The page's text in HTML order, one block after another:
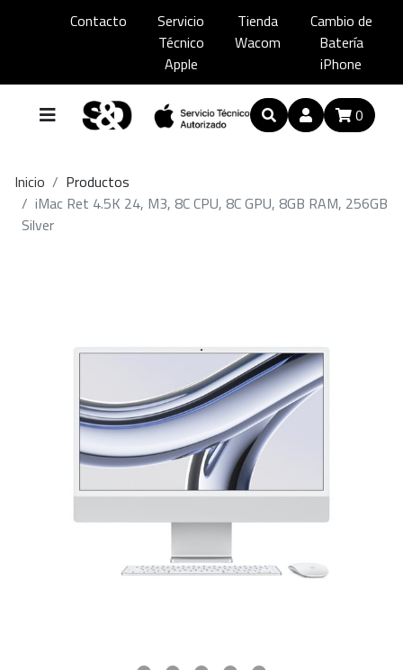
Contacto
Servicio
Técnico
Apple
Tienda
Wacom
Cambio de
Batería
iPhone
0
Inicio
Productos
iMac Ret 4.5K 24, M3, 8C CPU, 8C GPU, 8GB RAM, 256GB
Silver